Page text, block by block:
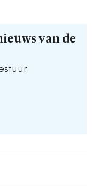
van de